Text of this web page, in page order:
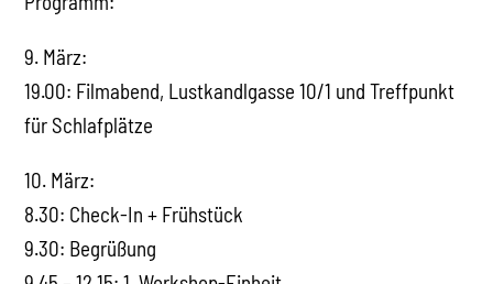
9. März:
19.00: Filmabend, Lustkandlgasse 10/1 und Treffpunkt
für Schlafplätze
10. März:
8.30: Check-In + Frühstück
9.30: Begrüßung